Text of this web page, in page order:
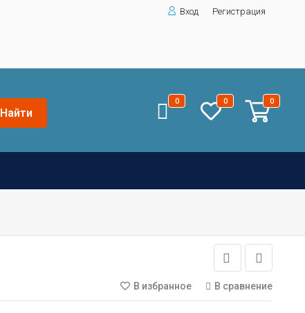
Вход Регистрация
Найти
0 0 0
В избранное В сравнение